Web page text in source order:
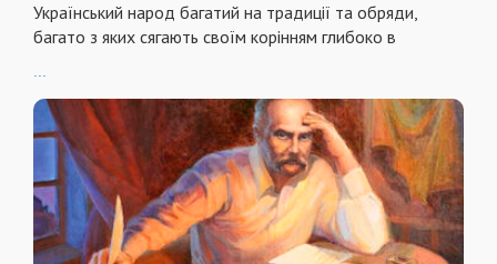
Український народ багатий на традиції та обряди,
багато з яких сягають своїм корінням глибоко в